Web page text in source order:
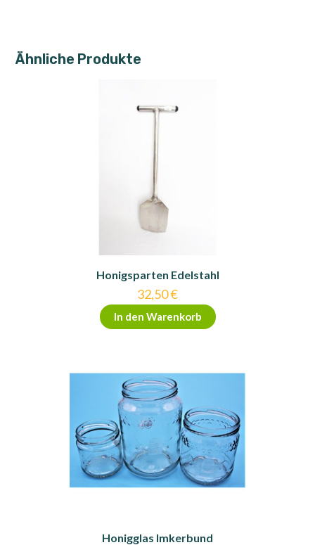
Ähnliche Produkte
Honigsparten Edelstahl
32,50€
In den Warenkorb
Honigglas Imkerbund